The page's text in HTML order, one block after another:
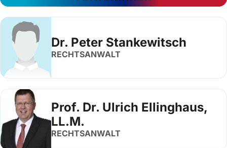
Dr. Peter Stankewitsch
RECHTSANWALT
Prof. Dr. Ulrich Ellinghaus,
LL.M.
RECHTSANWALT